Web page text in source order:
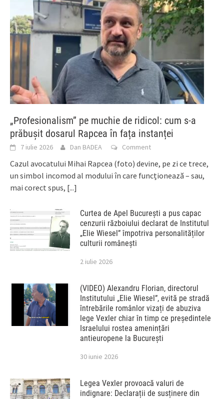
„Profesionalism” pe muchie de ridicol: cum s-a
prăbușit dosarul Rapcea în fața instanței
7 iulie 2026 Dan BADEA Comment
Cazul avocatului Mihai Rapcea (foto) devine, pe zi ce trece,
un simbol incomod al modului în care funcționează – sau,
mai corect spus, [...]
Curtea de Apel București a pus capac
cenzurii războiului declarat de Institutul
„Elie Wiesel” împotriva personalităților
culturii românești
2 iulie 2026
(VIDEO) Alexandru Florian, directorul
Institutului „Elie Wiesel”, evită pe stradă
întrebările românlor vizați de abuziva
lege Vexler chiar în timp ce președintele
Israelului rostea amenințări
antieuropene la București
30 iunie 2026
Legea Vexler provoacă valuri de
indignare: Declarații de susținere din